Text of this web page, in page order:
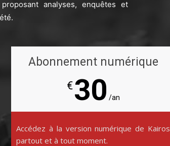
analyses, enquêtes et
Abonnement numérique
€30 /an
Accédez à la version numérique de Kairos
partout et à tout moment.